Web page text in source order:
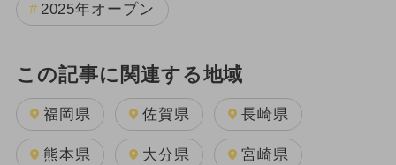
2025年オープン
この記事に関連する地域
福岡県 佐賀県 長崎県
熊本県 大分県 宮崎県